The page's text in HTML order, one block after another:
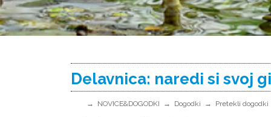
Delavnica: naredi si svoj
NOVICE&DOGODKI Dogodki Pretekli dogodki